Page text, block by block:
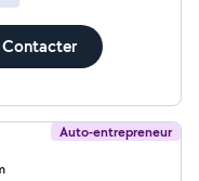
Contacter
Auto-entrepreneur